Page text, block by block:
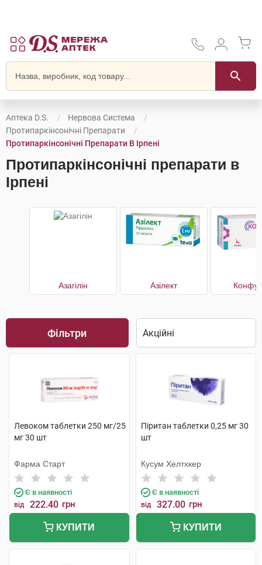
Аптека D.S.
Нервова Система
Протипаркінсонічні Препарати
Протипаркінсонічні Препарати В Ірпені
Протипаркінсонічні препарати в
Ірпені
Азагілін Азілект
Фільтри
Левоком таблетки 250 мг/25
мг 30 шт
Фарма Старт
Є в наявності
від 222.40 грн
КУПИТИ
Піритан таблетки 0,25 мг 30
шт
Кусум Хелтхкер
Є в наявності
від 327.00 грн
КУПИТИ